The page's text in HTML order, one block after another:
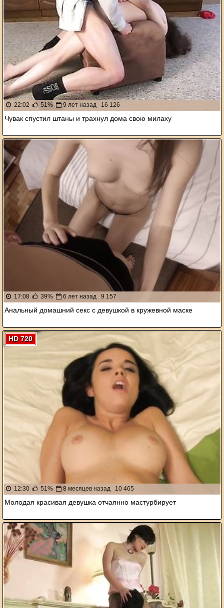
22:02 51% 9 лет назад 16 126
Чувак спустил штаны и трахнул дома свою милаху
17:08 39% 6 лет назад 9 157
Анальный домашний секс с девушкой в кружевной маске
HD 720
12:30 51% 8 месяцев назад 10 465
Молодая красивая девушка отчаянно мастурбирует